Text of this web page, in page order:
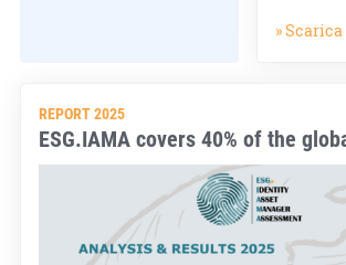
»
REPORT 2025
ESG.IAMA covers 40% of the